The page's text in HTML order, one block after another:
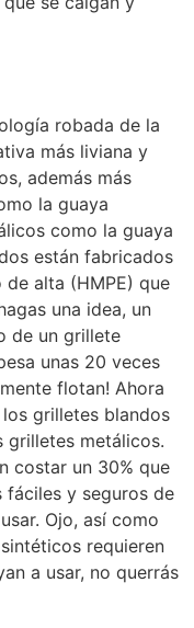
robada de la
más liviana y
además más
la guaya
como la guaya
están fabricados
alta (HMPE) que
una idea, un
de un grillete
unas 20 veces
flotan! Ahora
grilletes blandos
grilletes metálicos.
costar un 30% que
fáciles y seguros de
Ojo, así como
requieren
a usar, no querrás